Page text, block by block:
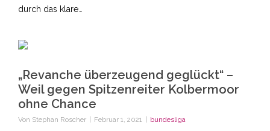
durch das klare…
„Revanche überzeugend geglückt“ –
Weil gegen Spitzenreiter Kolbermoor
ohne Chance
Von Stephan Roscher Februar 1, 2021 bundesliga